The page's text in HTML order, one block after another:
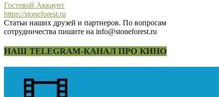
Гостевой Аккаунт
https://stoneforest.ru
Статьи наших друзей и партнеров. По вопросам
сотрудничества пишите на info@stoneforest.ru
НАШ TELEGRAM-КАНАЛ ПРО КИНО